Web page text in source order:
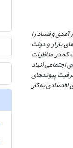
و فساد را
بازار و دولت
در مناظرات
اجتماعی (نهاد
پیوندهای
اقتصادی بهکار